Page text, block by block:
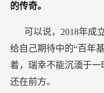
的传奇。
可以说，2018年成
给自己期待中的“百年
着，瑞幸不能沉湎于
还在前方。